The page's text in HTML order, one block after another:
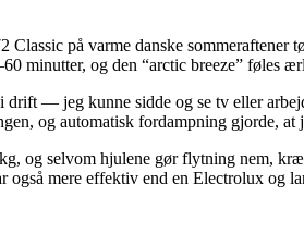
på varme danske
minutter, og den “arctic breeze” føles
— jeg kunne sidde og se tv eller
og automatisk fordampning gjorde,
og selvom hjulene gør flytning nem,
også mere effektiv end en Electrolux